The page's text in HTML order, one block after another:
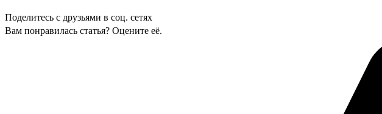
Поделитесь с друзьями в соц. сетях
Вам понравилась статья? Оцените её.